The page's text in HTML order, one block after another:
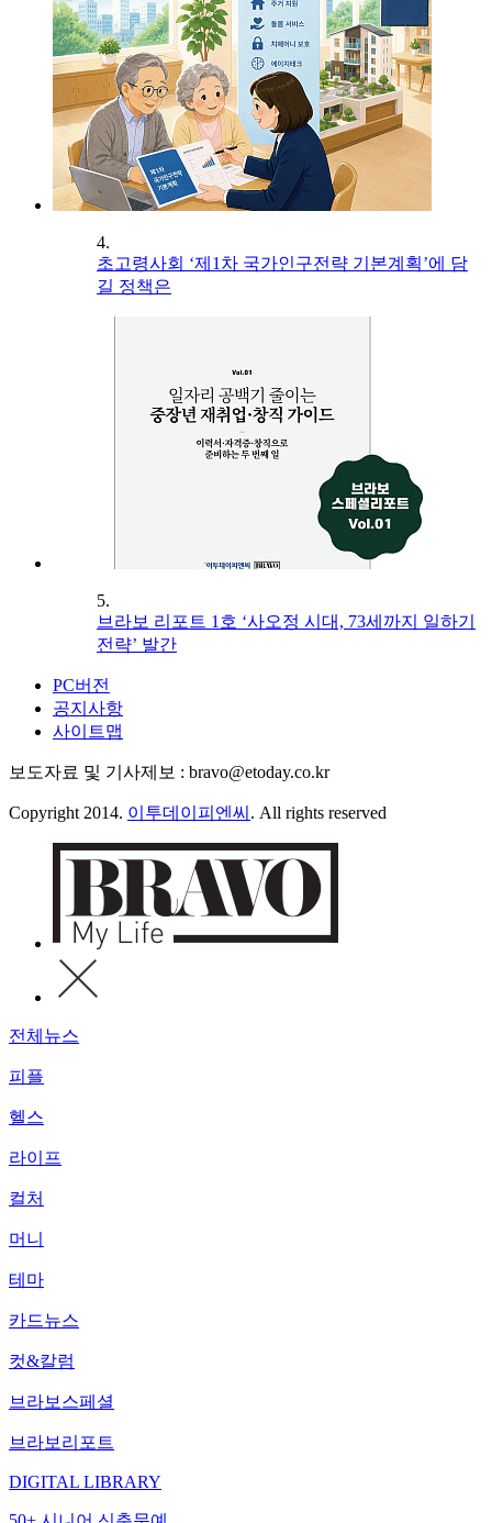
4.
초고령사회 ‘제1차 국가인구전략 기본계획’에 담
길 정책은
5.
브라보 리포트 1호 ‘사오정 시대, 73세까지 일하기
전략’ 발간
PC버전
공지사항
사이트맵
보도자료 및 기사제보 : bravo@etoday.co.kr
Copyright 2014. 이투데이피엔씨 . All rights reserved
전체뉴스
피플
헬스
라이프
컬처
머니
테마
카드뉴스
컷&칼럼
브라보스페셜
브라보리포트
DIGITAL LIBRARY